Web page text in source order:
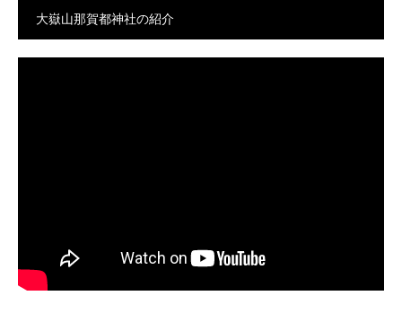
大嶽山那賀都神社の紹介